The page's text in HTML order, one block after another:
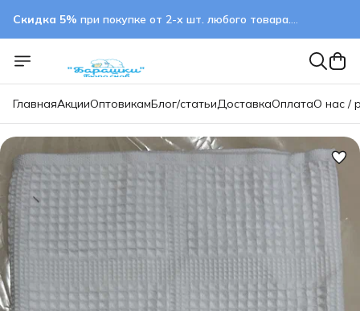
Скидка 5% при покупке от 2-х шт. любого товара.
ГлавнаяАкцииОптовикамБлог/статьиДоставкаОплатаО нас /